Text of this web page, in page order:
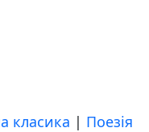
класика | Поезія